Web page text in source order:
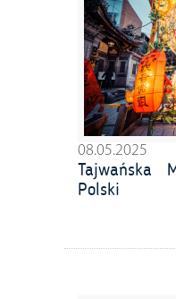
08.05.2025
Tajwańska
Polski